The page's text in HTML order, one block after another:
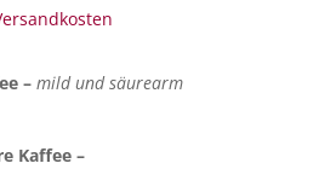
– mild und säurearm
Kaffee –